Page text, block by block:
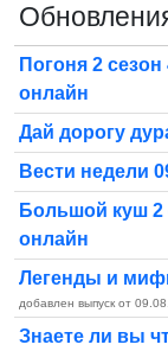
Погоня 2
онлайн
Дай дорогу
Вести недели
Большой куш 2
онлайн
Легенды и
добавлен выпуск от
Знаете ли вы